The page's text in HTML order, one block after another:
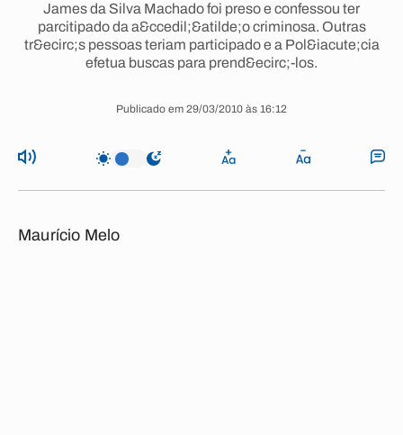
James da Silva Machado foi preso e confessou ter
parcitipado da a&ccedil;&atilde;o criminosa. Outras
tr&ecirc;s pessoas teriam participado e a Pol&iacute;cia
efetua buscas para prend&ecirc;-los.
Publicado em 29/03/2010 às 16:12
Maurício Melo